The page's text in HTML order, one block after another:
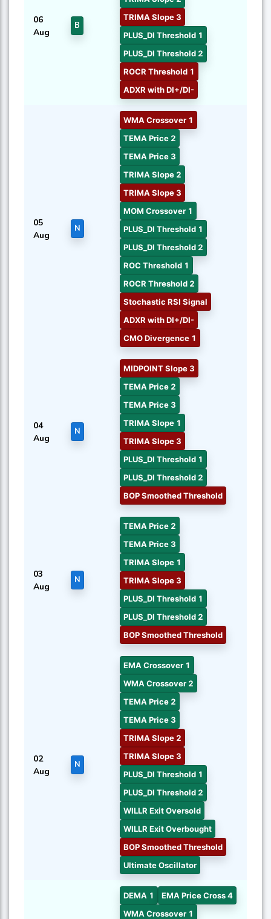
06
Aug
B
TRIMA Slope 3
PLUS_DI Threshold 1
PLUS_DI Threshold 2
ROCR Threshold 1
ADXR with DI+/DI-
05
Aug
N
WMA Crossover 1
TEMA Price 2
TEMA Price 3
TRIMA Slope 2
TRIMA Slope 3
MOM Crossover 1
PLUS_DI Threshold 1
PLUS_DI Threshold 2
ROC Threshold 1
ROCR Threshold 2
Stochastic RSI Signal
ADXR with DI+/DI-
CMO Divergence 1
04
Aug
N
MIDPOINT Slope 3
TEMA Price 2
TEMA Price 3
TRIMA Slope 1
TRIMA Slope 3
PLUS_DI Threshold 1
PLUS_DI Threshold 2
BOP Smoothed Threshold
03
Aug
N
TEMA Price 2
TEMA Price 3
TRIMA Slope 1
TRIMA Slope 3
PLUS_DI Threshold 1
PLUS_DI Threshold 2
BOP Smoothed Threshold
02
Aug
N
EMA Crossover 1
WMA Crossover 2
TEMA Price 2
TEMA Price 3
TRIMA Slope 2
TRIMA Slope 3
PLUS_DI Threshold 1
PLUS_DI Threshold 2
WILLR Exit Oversold
WILLR Exit Overbought
BOP Smoothed Threshold
Ultimate Oscillator
DEMA 1
EMA Price Cross 4
WMA Crossover 1